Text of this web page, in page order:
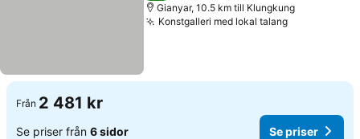
Gianyar, 10.5 km till Klungkung
Konstgalleri med lokal talangSe priser
Från 2 481 kr
Se priser från 6 sidor Se priser